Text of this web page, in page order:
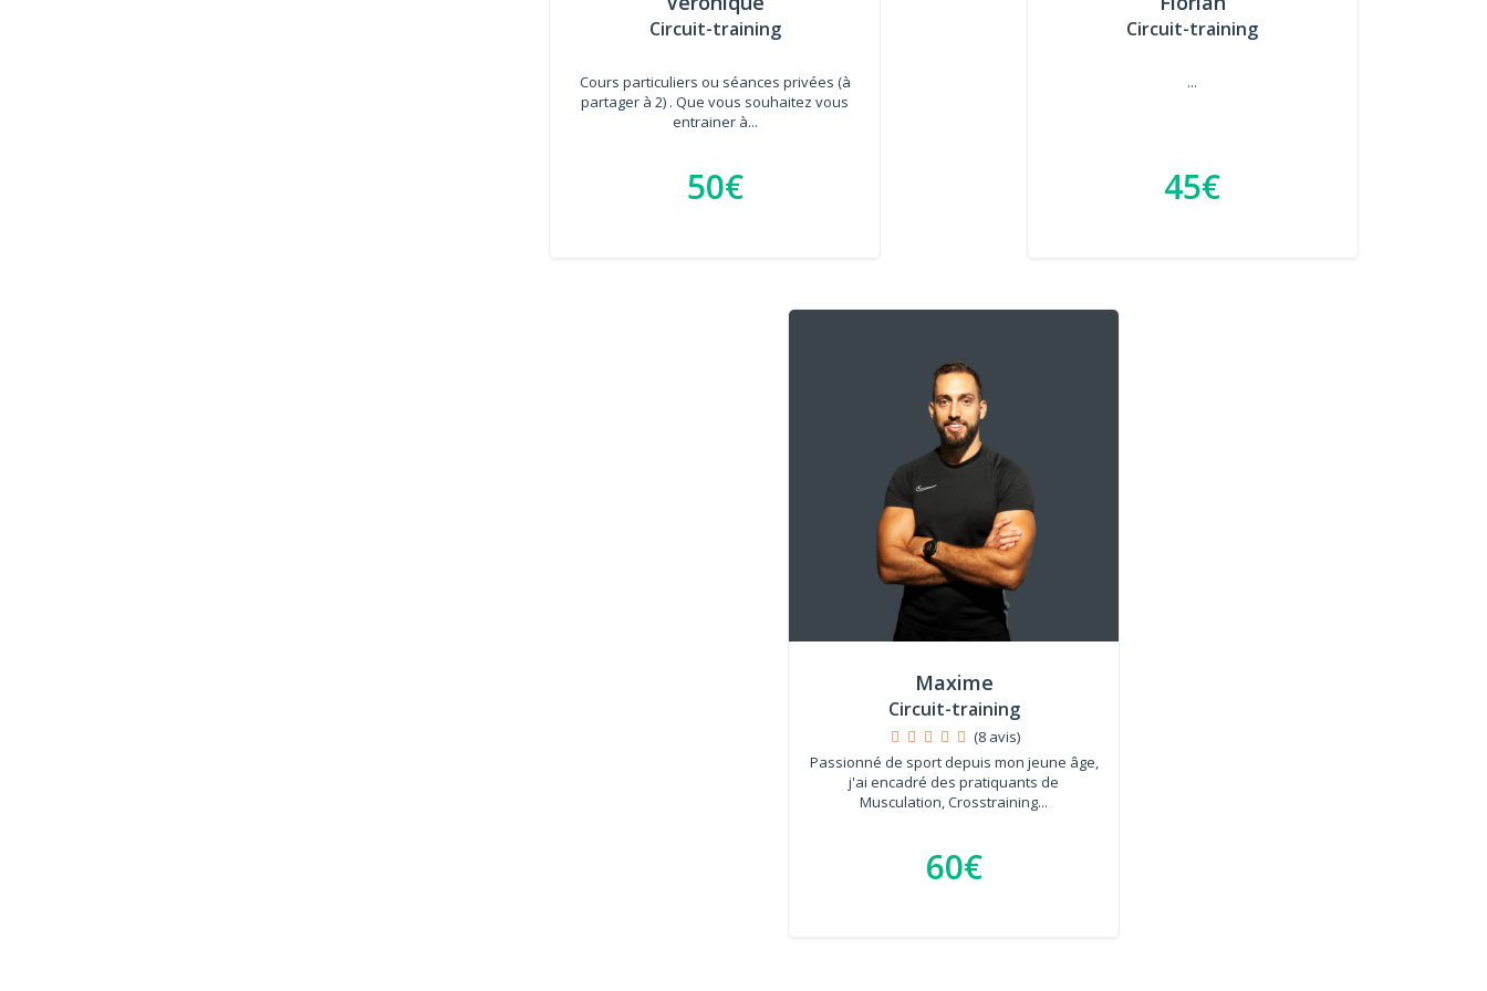
Circuit-training
Cours particuliers ou séances privées (à
partager à 2) . Que vous souhaitez vous
entrainer à...
50€
Circuit-training
...
45€
Maxime
Circuit-training
(8 avis)
Passionné de sport depuis mon jeune âge,
j'ai encadré des pratiquants de
Musculation, Crosstraining...
60€